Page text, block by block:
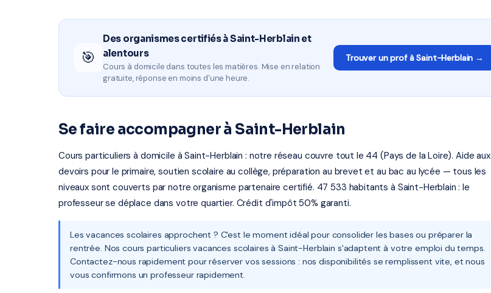
🎯
Des organismes certifiés à Saint-Herblain et
alentours
Cours à domicile dans toutes les matières. Mise en relation
gratuite, réponse en moins d'une heure.
Trouver un prof à Saint-Herblain →
Se faire accompagner à Saint-Herblain
Cours particuliers à domicile à Saint-Herblain : notre réseau couvre tout le 44 (Pays de la Loire). Aide aux
devoirs pour le primaire, soutien scolaire au collège, préparation au brevet et au bac au lycée — tous les
niveaux sont couverts par notre organisme partenaire certifié. 47 533 habitants à Saint-Herblain : le
professeur se déplace dans votre quartier. Crédit d'impôt 50% garanti.
Les vacances scolaires approchent ? C'est le moment idéal pour consolider les bases ou préparer la
rentrée. Nos cours particuliers vacances scolaires à Saint-Herblain s'adaptent à votre emploi du temps.
Contactez-nous rapidement pour réserver vos sessions : nos disponibilités se remplissent vite, et nous
vous confirmons un professeur rapidement.